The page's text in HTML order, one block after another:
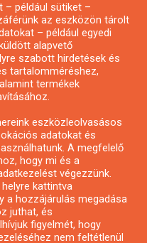
hírlevél
– például sütiket –
az eszközön tárolt
– például egyedi
alapvető
szabott hirdetések és
tartalomméréshez,
termékek
eszközleolvasásos
adatokat és
A megfelelő
hogy mi és a
végezzünk.
kattintva
a hozzájárulás megadása
juthat, és
figyelmét, hogy
nem feltétlenül